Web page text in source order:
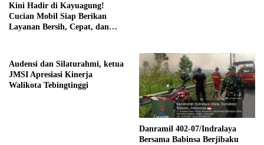
Kini Hadir di Kayuagung!
Cucian Mobil Siap Berikan
Layanan Bersih, Cepat, dan
Audensi dan Silaturahmi, ketua
JMSI Apresiasi Kinerja
Walikota Tebingtinggi
Danramil 402-07/Indralaya
Bersama Babinsa Berjibaku